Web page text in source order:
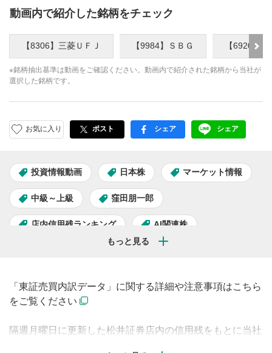
動画内で紹介した銘柄をチェック
【8306】三菱ＵＦＪ 【9984】ＳＢＧ 【6920】
※銘柄抽出基準は動画をご確認ください。動画内で紹介された銘柄から当社が
選択した銘柄です。
お気に入り ポスト facebook
シェア LINE
シェア
投資情報動画 日本株 マーケット情報
中級～上級 窪田朋一郎
店内信用残ランキング AI関連株
「東証売買内訳データ」に関する詳細や注意事項はこちら
をご覧ください
隔週月曜日に更新した松井証券店内の信用残をもとに当社